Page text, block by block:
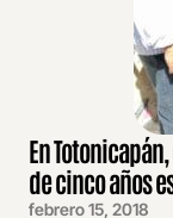
En
de cinco años
febrero 15, 2018